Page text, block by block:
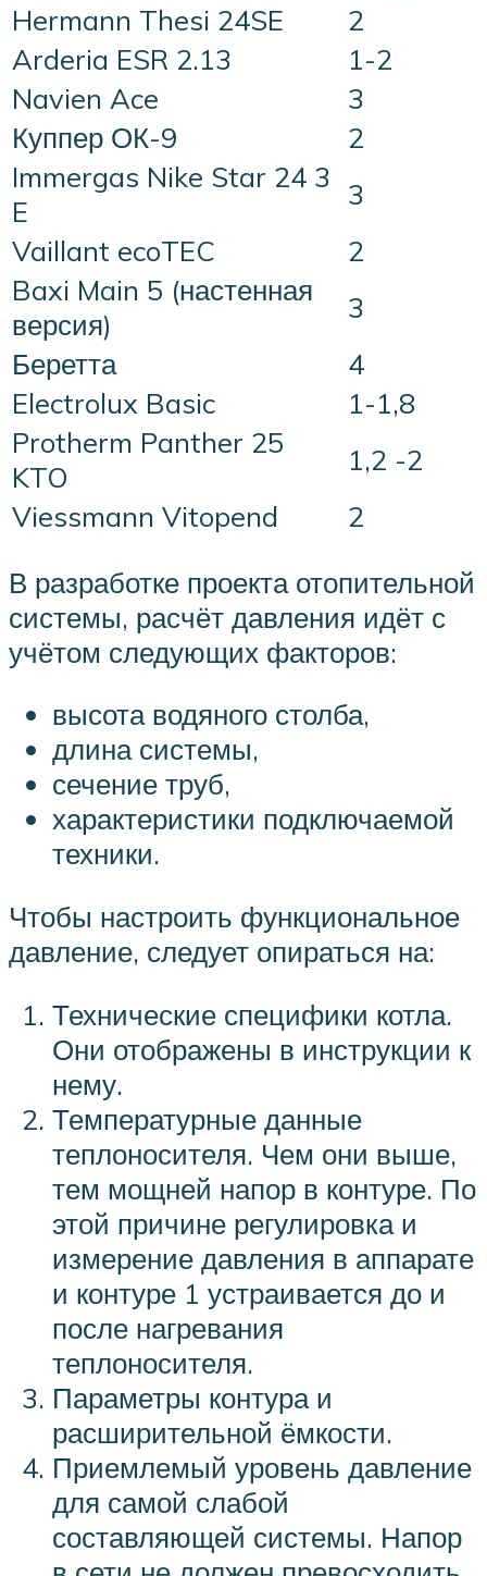
Hermann Thesi 24SE
2
Arderia ESR 2.13
1-2
Navien Ace
3
Куппер ОК-9
2
Immergas Nike Star 24 3
E
3
Vaillant ecoTEC
2
Baxi Main 5 (настенная
версия)
3
Беретта
4
Electrolux Basic
1-1,8
Protherm Panther 25
KTO
1,2 -2
Viessmann Vitopend
2
В разработке проекта отопительной
системы, расчёт давления идёт с
учётом следующих факторов:
высота водяного столба,
длина системы,
сечение труб,
характеристики подключаемой
техники.
Чтобы настроить функциональное
давление, следует опираться на:
Технические специфики котла.
Они отображены в инструкции к
нему.
Температурные данные
теплоносителя. Чем они выше,
тем мощней напор в контуре. По
этой причине регулировка и
измерение давления в аппарате
и контуре 1 устраивается до и
после нагревания
теплоносителя.
Параметры контура и
расширительной ёмкости.
Приемлемый уровень давление
для самой слабой
составляющей системы. Напор